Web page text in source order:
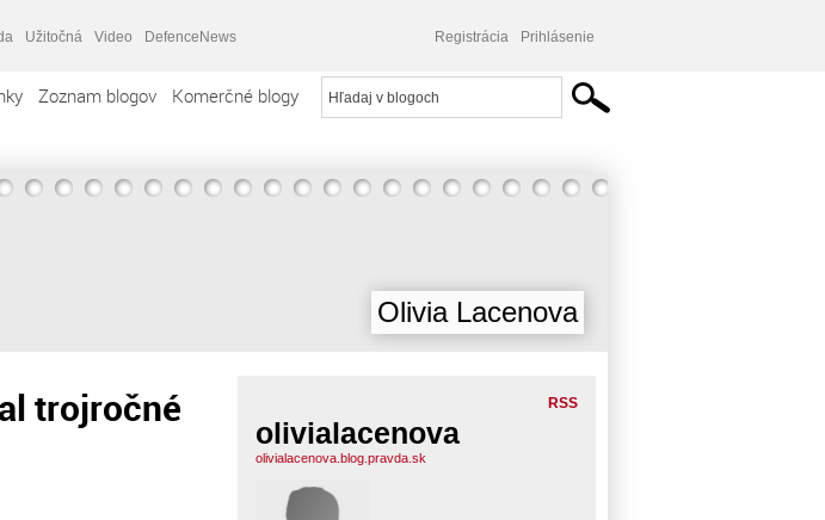
Užitočná Video DefenceNews Registrácia Prihlásenie
Zoznam blogov Komerčné blogy
Olivia Lacenova
trojročné
RSS
olivialacenova
olivialacenova.blog.pravda.sk